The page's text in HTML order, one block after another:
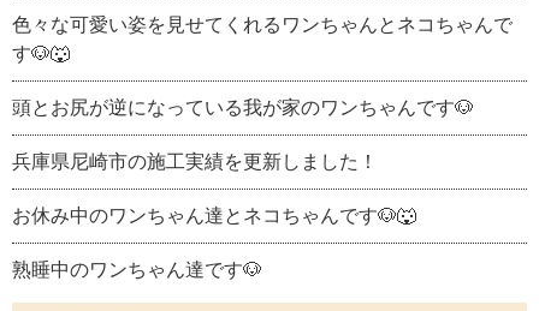
色々な可愛い姿を見せてくれるワンちゃんとネコちゃんで
す🐶🐺
頭とお尻が逆になっている我が家のワンちゃんです🐶
兵庫県尼崎市の施工実績を更新しました！
お休み中のワンちゃん達とネコちゃんです🐶🐺
熟睡中のワンちゃん達です🐶